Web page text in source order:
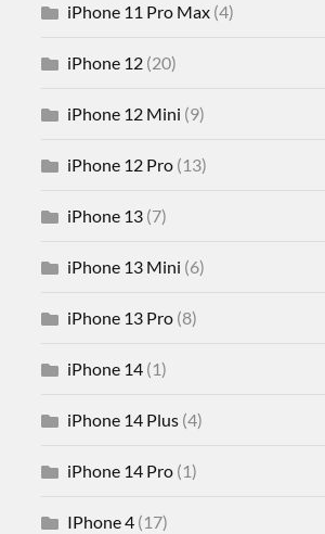
iPhone 11 Pro Max (4)
iPhone 12 (20)
iPhone 12 Mini (9)
iPhone 12 Pro (13)
iPhone 13 (7)
iPhone 13 Mini (6)
iPhone 13 Pro (8)
iPhone 14 (1)
iPhone 14 Plus (4)
iPhone 14 Pro (1)
IPhone 4 (17)